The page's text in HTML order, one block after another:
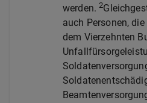
werden.2
auch Personen,
dem Vierzehnten